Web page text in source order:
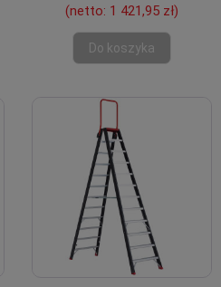
(netto: 1 421,95 zł)
Do koszyka